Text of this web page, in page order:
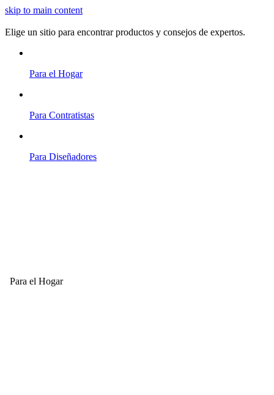
skip to main content
Elige un sitio para encontrar productos y consejos de expertos.
Para el Hogar
Para Contratistas
Para Diseñadores
Para el Hogar